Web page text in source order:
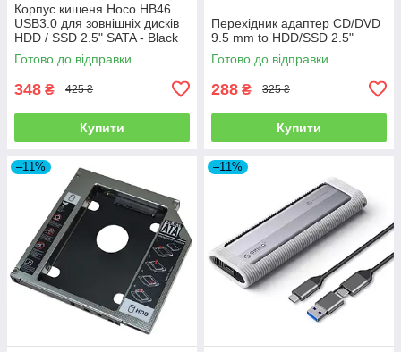
Корпус кишеня Hoco HB46
USB3.0 для зовнішніх дисків
HDD / SSD 2.5" SATA - Black
Готово до відправки
348 ₴ 425 ₴
Купити
Перехідник адаптер CD/DVD
9.5 mm to HDD/SSD 2.5"
Готово до відправки
288 ₴ 325 ₴
Купити
–11% –11%